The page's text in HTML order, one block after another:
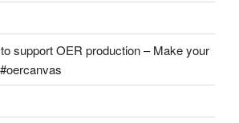
support OER production – Make your